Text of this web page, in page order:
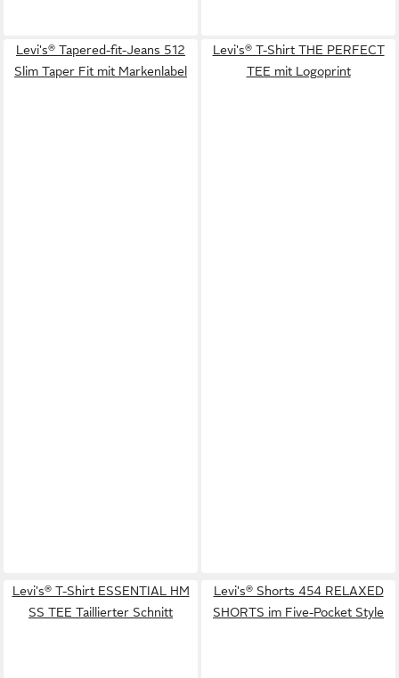
Levi's® Tapered-fit-Jeans 512
Slim Taper Fit mit Markenlabel
Levi's® T-Shirt THE PERFECT
TEE mit Logoprint
Levi's® T-Shirt ESSENTIAL HM
SS TEE Taillierter Schnitt
Levi's® Shorts 454 RELAXED
SHORTS im Five-Pocket Style